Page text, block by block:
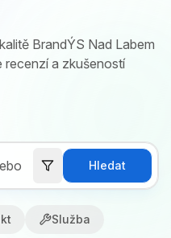
BrandÝS Nad Labem
recenzí a zkušeností
Hledat
Služba